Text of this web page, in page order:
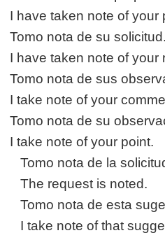
I have taken note of your
Tomo nota de su solicitud.
I have taken note of your
Tomo nota de sus
I take note of your
Tomo nota de su
I take note of your point.
Tomo nota de la
The request is noted.
Tomo nota de esta
I take note of that